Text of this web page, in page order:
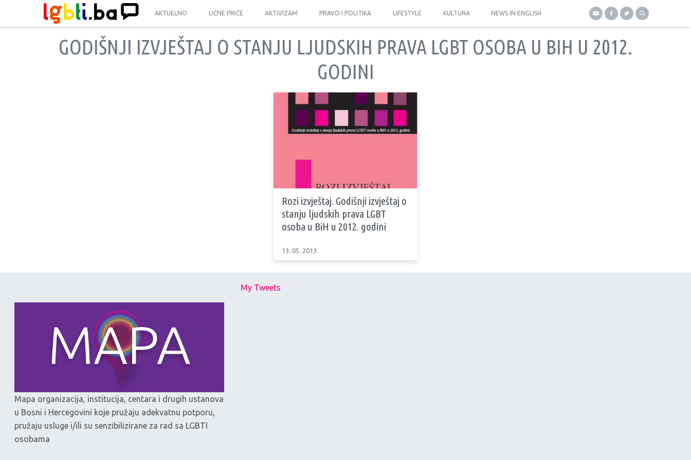
AKTUELNO LIČNE PRIČE AKTIVIZAM PRAVO I POLITIKA LIFESTYLE KULTURA NEWS IN ENGLISH
GODIŠNJI IZVJEŠTAJ O STANJU LJUDSKIH PRAVA LGBT OSOBA U BIH U 2012.
GODINI
Rozi izvještaj. Godišnji izvještaj o
stanju ljudskih prava LGBT
osoba u BiH u 2012. godini
13. 05. 2013
Mapa organizacija, institucija, centara i drugih ustanova
u Bosni i Hercegovini koje pružaju adekvatnu potporu,
pružaju usluge i/ili su senzibilizirane za rad sa LGBTI
osobama
My Tweets